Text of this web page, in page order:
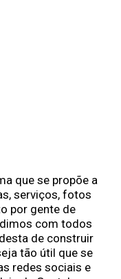
que se propõe a
serviços, fotos
por gente de
com todos
de construir
tão útil que se
redes sociais e